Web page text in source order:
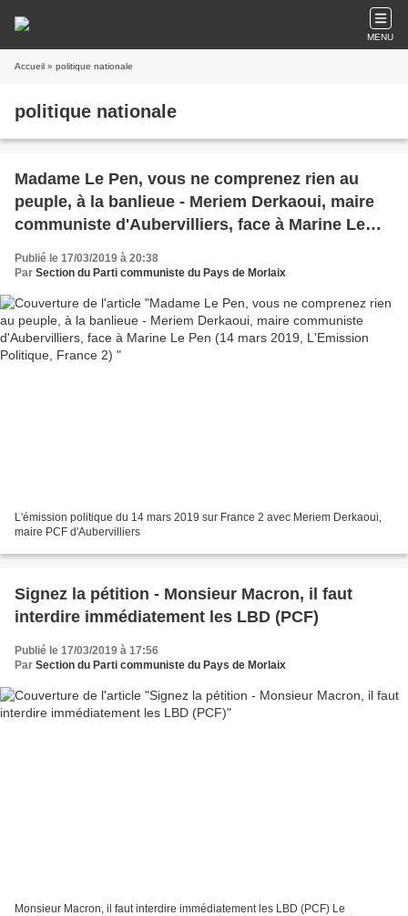
MENU
Accueil » politique nationale
politique nationale
Madame Le Pen, vous ne comprenez rien au
peuple, à la banlieue - Meriem Derkaoui, maire
communiste d'Aubervilliers, face à Marine Le
Pen (14 mars 2019, L'Emission Politique, France
2)
Publié le 17/03/2019 à 20:38
Par Section du Parti communiste du Pays de Morlaix
L'émission politique du 14 mars 2019 sur France 2 avec Meriem Derkaoui,
maire PCF d'Aubervilliers
Signez la pétition - Monsieur Macron, il faut
interdire immédiatement les LBD (PCF)
Publié le 17/03/2019 à 17:56
Par Section du Parti communiste du Pays de Morlaix
Monsieur Macron, il faut interdire immédiatement les LBD (PCF) Le